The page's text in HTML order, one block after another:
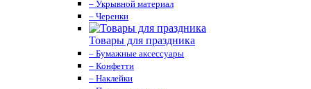
– Укрывной материал
– Черенки
Товары для праздника
– Бумажные аксессуары
– Конфетти
– Наклейки